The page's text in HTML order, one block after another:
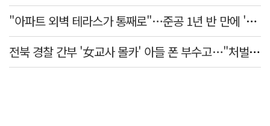
"아파트 외벽 테라스가 통째로"…준공 1년 반 만에 '아찔 사고'
전북 경찰 간부 '女교사 몰카' 아들 폰 부수고…"처벌 못하는 사안" 내부망에 글